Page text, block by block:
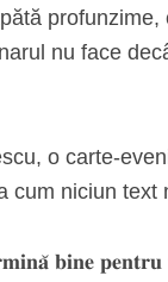
nu face
o carte-
cum niciun text
𝐛𝐢𝐧𝐞